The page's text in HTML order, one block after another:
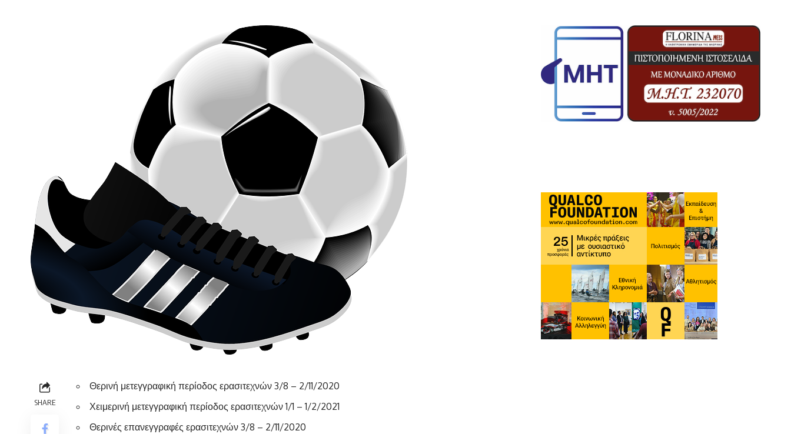
SHARE
Θερινή μετεγγραφική περίοδος ερασιτεχνών 3/8 – 2/11/2020
Χειμερινή μετεγγραφική περίοδος ερασιτεχνών 1/1 – 1/2/2021
Θερινές επανεγγραφές ερασιτεχνών 3/8 – 2/11/2020